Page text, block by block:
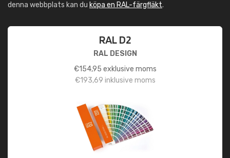
denna webbplats kan du köpa en RAL-färgfläkt.
RAL D2
RAL DESIGN
€154,95 exklusive moms
€193,69 inklusive moms